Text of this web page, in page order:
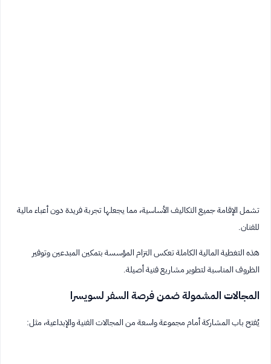
تشمل الإقامة جميع التكاليف الأساسية، مما يجعلها تجربة فريدة دون أعباء مالية
للفنان.
هذه التغطية المالية الكاملة تعكس التزام المؤسسة بتمكين المبدعين وتوفير
الظروف المناسبة لتطوير مشاريع فنية أصيلة.
المجالات المشمولة ضمن فرصة السفر لسويسرا
يُفتح باب المشاركة أمام مجموعة واسعة من المجالات الفنية والإبداعية، مثل: